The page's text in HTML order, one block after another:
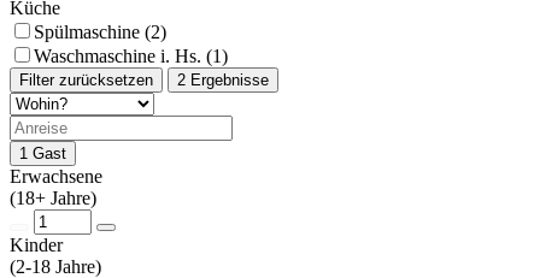
Küche
Spülmaschine (2)
Waschmaschine i. Hs. (1)
Filter zurücksetzen 2 Ergebnisse
1 Gast
Erwachsene
(18+ Jahre)
Kinder
(2-18 Jahre)